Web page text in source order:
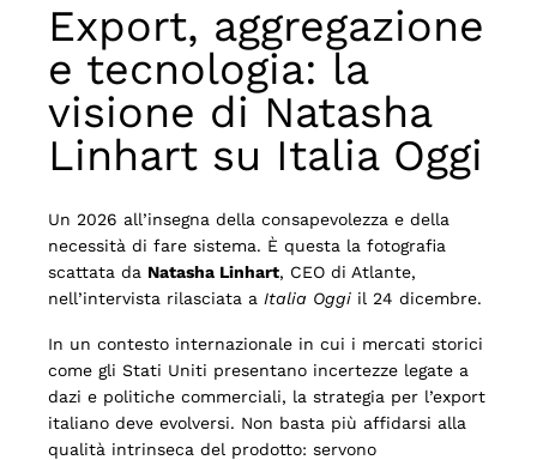
Export, aggregazione
e tecnologia: la
visione di Natasha
Linhart su Italia Oggi
Un 2026 all’insegna della consapevolezza e della
necessità di fare sistema. È questa la fotografia
scattata da Natasha Linhart, CEO di Atlante,
nell’intervista rilasciata a Italia Oggi il 24 dicembre.
In un contesto internazionale in cui i mercati storici
come gli Stati Uniti presentano incertezze legate a
dazi e politiche commerciali, la strategia per l’export
italiano deve evolversi. Non basta più affidarsi alla
qualità intrinseca del prodotto: servono